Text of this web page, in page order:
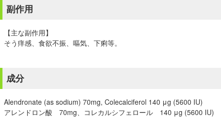
副作用
【主な副作用】
そう痒感、食欲不振、嘔気、下痢等。
成分
Alendronate (as sodium) 70mg, Colecalciferol 140 μg (5600 IU)
アレンドロン酸 70mg、コレカルシフェロール 140 μg (5600 IU)